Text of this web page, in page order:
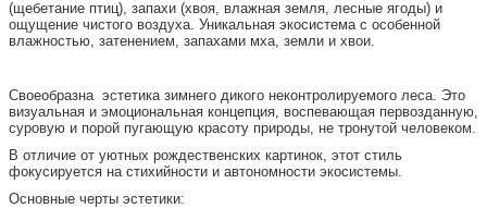
(щебетание птиц), запахи (хвоя, влажная земля, лесные ягоды) и
ощущение чистого воздуха. Уникальная экосистема с особенной
влажностью, затенением, запахами мха, земли и хвои.
Своеобразна эстетика зимнего дикого неконтролируемого леса. Это
визуальная и эмоциональная концепция, воспевающая первозданную,
суровую и порой пугающую красоту природы, не тронутой человеком.
В отличие от уютных рождественских картинок, этот стиль
фокусируется на стихийности и автономности экосистемы.
Основные черты эстетики: